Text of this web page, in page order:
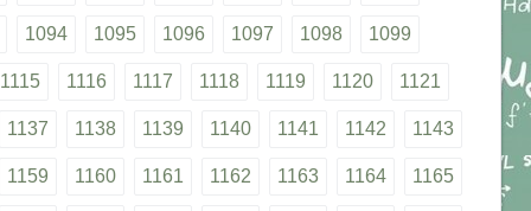
1094 1095 1096 1097 1098 1099
1115 1116 1117 1118 1119 1120 1121
1137 1138 1139 1140 1141 1142 1143
1159 1160 1161 1162 1163 1164 1165